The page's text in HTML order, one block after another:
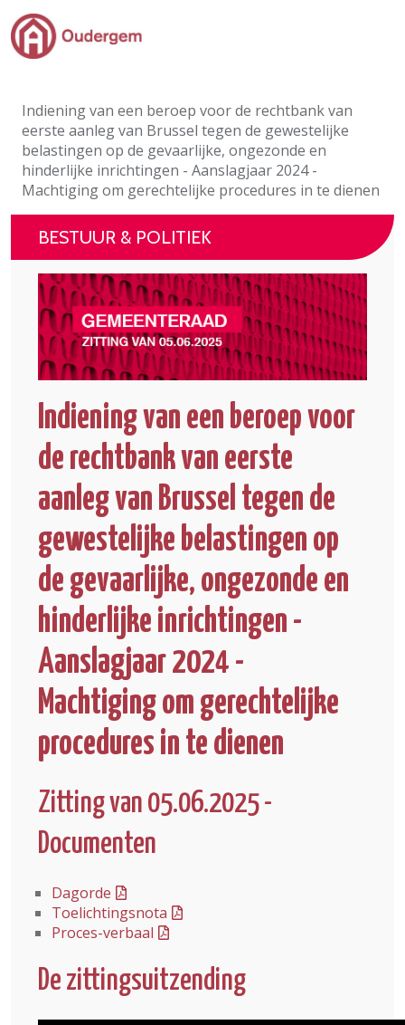
Ga naar de hoofdinhoud
Evenementen & Verenigingen
eLoket
Leven in Oudergem
In 1 klik
Indiening van een beroep voor de rechtbank van
eerste aanleg van Brussel tegen de gewestelijke
belastingen op de gevaarlijke, ongezonde en
hinderlijke inrichtingen - Aanslagjaar 2024 -
Machtiging om gerechtelijke procedures in te dienen
BESTUUR & POLITIEK
Indiening van een beroep voor
de rechtbank van eerste
aanleg van Brussel tegen de
gewestelijke belastingen op
de gevaarlijke, ongezonde en
hinderlijke inrichtingen -
Aanslagjaar 2024 -
Machtiging om gerechtelijke
procedures in te dienen
Zitting van 05.06.2025 -
Documenten
Dagorde
Toelichtingsnota
Proces-verbaal
De zittingsuitzending